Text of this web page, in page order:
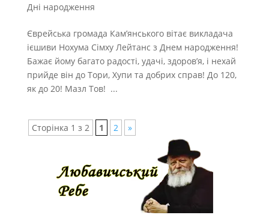
Дні народження
Єврейська громада Кам’янського вітає викладача
ієшиви Нохума Сімху Лейтанс з Днем народження!
Бажає йому багато радості, удачі, здоров’я, і нехай
прийде він до Тори, Хупи та добрих справ! До 120,
як до 20! Мазл Тов! ...
Сторінка 1 з 2 1 2 »